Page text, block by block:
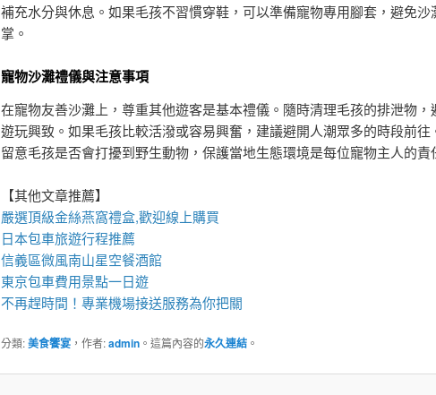
補充水分與休息。如果毛孩不習慣穿鞋，可以準備寵物專用腳套，避免沙
掌。
寵物沙灘禮儀與注意事項
在寵物友善沙灘上，尊重其他遊客是基本禮儀。隨時清理毛孩的排泄物，
遊玩興致。如果毛孩比較活潑或容易興奮，建議避開人潮眾多的時段前往
留意毛孩是否會打擾到野生動物，保護當地生態環境是每位寵物主人的責
【其他文章推薦】
嚴選頂級金絲燕窩禮盒,歡迎線上購買
日本包車旅遊行程推薦
信義區微風南山星空餐酒館
東京包車費用景點一日遊
不再趕時間！專業機場接送服務為你把關
分類:美食饗宴，作者:admin。這篇內容的永久連結。